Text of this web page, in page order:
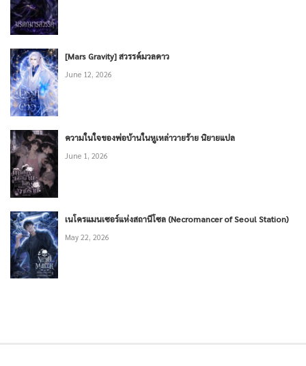
[Mars Gravity] สวรรค์มวลดาว
June 12, 2026
ความในใจของพ่อบ้านในหูเหล่าวายร้าย นิยายแปล
June 1, 2026
เนโครแมนเซอร์แห่งสถานีโซล (Necromancer of Seoul Station)
May 22, 2026